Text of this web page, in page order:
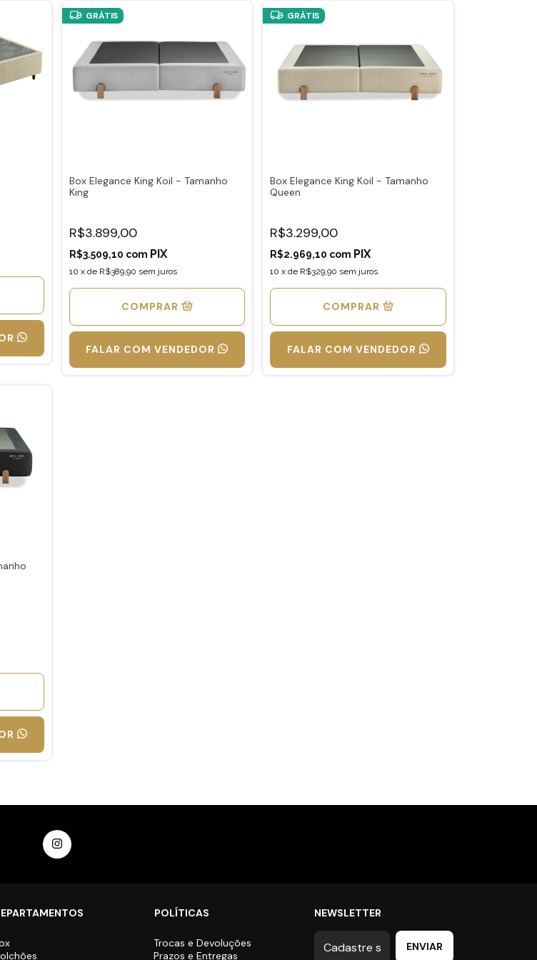
GRÁTIS
Box Elegance King Koil - Tamanho
King
R$3.899,00
R$3.509,10 com
10 x de R$389,90 sem juros
COMPRAR
FALAR COM VENDEDOR
GRÁTIS
Box Elegance King Koil - Tamanho
Queen
R$3.299,00
R$2.969,10 com
10 xde R$329,90 sem juros
COMPRAR
FALAR COM VENDEDOR
POLÍTICAS
Trocas e Devoluções
Prazos e Entregas
NEWSLETTER